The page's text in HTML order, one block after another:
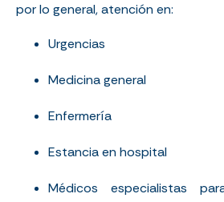
por lo general, atención en:
Urgencias
Medicina general
Enfermería
Estancia en hospital
Médicos especialistas